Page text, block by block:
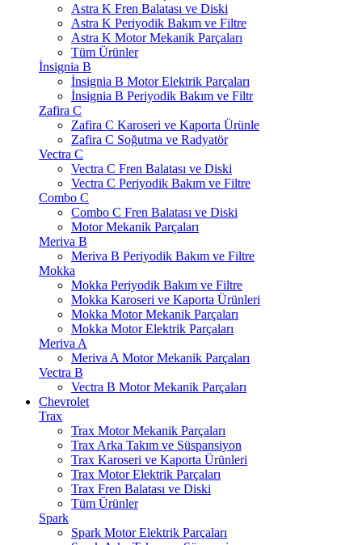
Astra K Fren Balatası ve Diski
Astra K Periyodik Bakım ve Filtre
Astra K Motor Mekanik Parçaları
Tüm Ürünler
İnsignia B
İnsignia B Motor Elektrik Parçaları
İnsignia B Periyodik Bakım ve Filtr
Zafira C
Zafira C Karoseri ve Kaporta Ürünle
Zafira C Soğutma ve Radyatör
Vectra C
Vectra C Fren Balatası ve Diski
Vectra C Periyodik Bakım ve Filtre
Combo C
Combo C Fren Balatası ve Diski
Motor Mekanik Parçaları
Meriva B
Meriva B Periyodik Bakım ve Filtre
Mokka
Mokka Periyodik Bakım ve Filtre
Mokka Karoseri ve Kaporta Ürünleri
Mokka Motor Mekanik Parçaları
Mokka Motor Elektrik Parçaları
Meriva A
Meriva A Motor Mekanik Parçaları
Vectra B
Vectra B Motor Mekanik Parçaları
Chevrolet
Trax
Trax Motor Mekanik Parçaları
Trax Arka Takım ve Süspansiyon
Trax Karoseri ve Kaporta Ürünleri
Trax Motor Elektrik Parçaları
Trax Fren Balatası ve Diski
Tüm Ürünler
Spark
Spark Motor Elektrik Parçaları